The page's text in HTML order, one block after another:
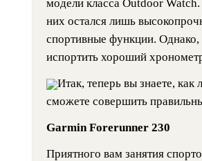
модели класса Outdoor
них остался лишь
спортивные функции. Однако,
испортить хороший
Итак, теперь вы знаете,
сможете совершить
Garmin Forerunner 230
Приятного вам занятия